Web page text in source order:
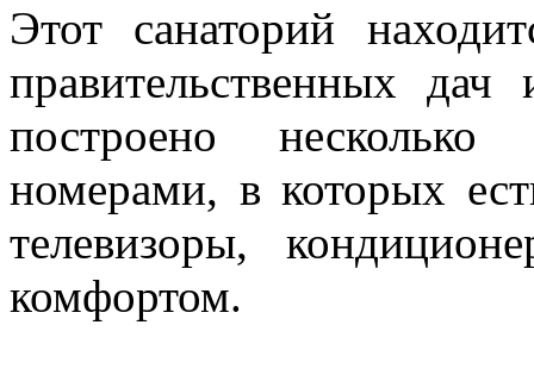
Этот санаторий
правительственных
построено
номерами, в которых
телевизоры,
комфортом.